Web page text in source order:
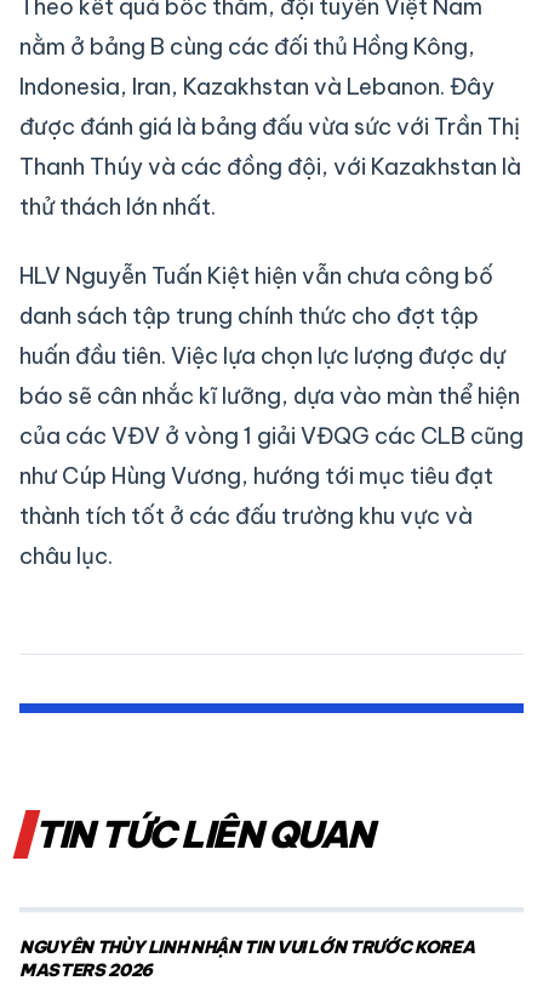
Theo kết quả bốc thăm, đội tuyển Việt Nam
nằm ở bảng B cùng các đối thủ Hồng Kông,
Indonesia, Iran, Kazakhstan và Lebanon. Đây
được đánh giá là bảng đấu vừa sức với Trần Thị
Thanh Thúy và các đồng đội, với Kazakhstan là
thử thách lớn nhất.
HLV Nguyễn Tuấn Kiệt hiện vẫn chưa công bố
danh sách tập trung chính thức cho đợt tập
huấn đầu tiên. Việc lựa chọn lực lượng được dự
báo sẽ cân nhắc kĩ lưỡng, dựa vào màn thể hiện
của các VĐV ở vòng 1 giải VĐQG các CLB cũng
như Cúp Hùng Vương, hướng tới mục tiêu đạt
thành tích tốt ở các đấu trường khu vực và
châu lục.
TIN TỨC LIÊN QUAN
NGUYỄN THÙY LINH NHẬN TIN VUI LỚN TRƯỚC KOREA
MASTERS 2026